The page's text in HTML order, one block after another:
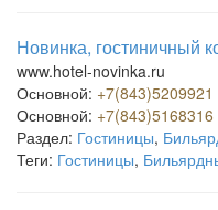
Новинка, гостиничный
www.hotel-novinka.ru
Основной: +7(843)5209921
Основной: +7(843)5168316
Раздел: Гостиницы,
Теги: Гостиницы,